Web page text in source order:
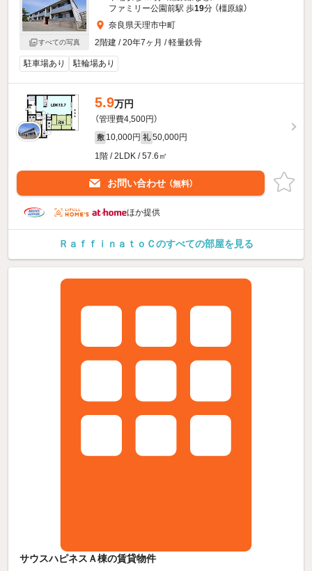
すべての写真
ファミリー公園前駅 歩19分 （橿原線）
奈良県天理市中町
2階建 / 20年7ヶ月 / 軽量鉄骨
駐車場あり 駐輪場あり
5.9万円
（管理費4,500円）
敷 10,000円 礼 50,000円
1階 / 2LDK / 57.6㎡
お問い合わせ （無料）
ほか提供
ＲａｆｆｉｎａｔｏＣのすべての部屋を見る
サウスハピネスＡ棟の賃貸物件